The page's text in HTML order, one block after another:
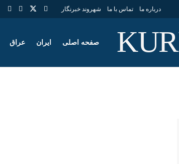
درباره ما تماس با ما شهروند خبرنگار
صفحه اصلی ایران عراق